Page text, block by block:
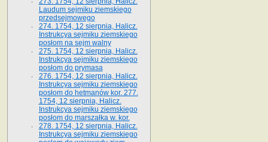
Laudum sejmiku ziemskiego
przedsejmowego
274. 1754, 12 sierpnia, Halicz.
Instrukcya sejmiku ziemskiego
posłom na sejm walny
275. 1754, 12 sierpnia, Halicz.
Instrukcya sejmiku ziemskiego
posłom do prymasa
276. 1754, 12 sierpnia, Halicz.
Instrukcya sejmiku ziemskiego
posłom do hetmanów kor. 277.
1754, 12 sierpnia, Halicz.
Instrukcya sejmiku ziemskiego
posłom do marszałka w. kor.
278. 1754, 12 sierpnia, Halicz.
Instrukcya sejmiku ziemskiego